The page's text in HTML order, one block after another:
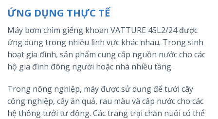
ỨNG DỤNG THỰC TẾ
Máy bơm chìm giếng khoan VATTURE 4SL2/24 được
ứng dụng trong nhiều lĩnh vực khác nhau. Trong sinh
hoạt gia đình, sản phẩm cung cấp nguồn nước cho các
hộ gia đình đông người hoặc nhà nhiều tầng.
Trong nông nghiệp, máy được sử dụng để tưới cây
công nghiệp, cây ăn quả, rau màu và cấp nước cho các
hệ thống tưới tự động. Các trang trại chăn nuôi có thể